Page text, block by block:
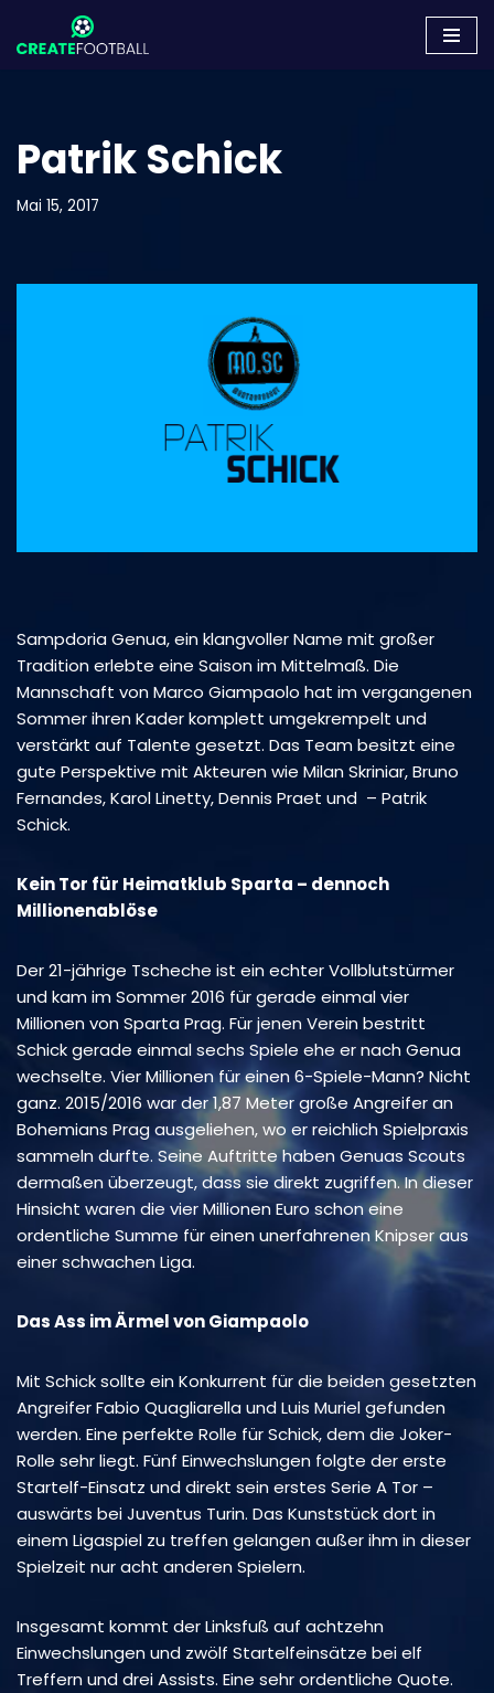
Zum
Patrik Schick
Mai 15, 2017
Sampdoria Genua, ein klangvoller Name mit großer
Tradition erlebte eine Saison im Mittelmaß. Die
Mannschaft von Marco Giampaolo hat im vergangenen
Sommer ihren Kader komplett umgekrempelt und
verstärkt auf Talente gesetzt. Das Team besitzt eine
gute Perspektive mit Akteuren wie Milan Skriniar, Bruno
Fernandes, Karol Linetty, Dennis Praet und – Patrik
Schick.
Kein Tor für Heimatklub Sparta – dennoch
Millionenablöse
Der 21-jährige Tscheche ist ein echter Vollblutstürmer
und kam im Sommer 2016 für gerade einmal vier
Millionen von Sparta Prag. Für jenen Verein bestritt
Schick gerade einmal sechs Spiele ehe er nach Genua
wechselte. Vier Millionen für einen 6-Spiele-Mann? Nicht
ganz. 2015/2016 war der 1,87 Meter große Angreifer an
Bohemians Prag ausgeliehen, wo er reichlich Spielpraxis
sammeln durfte. Seine Auftritte haben Genuas Scouts
dermaßen überzeugt, dass sie direkt zugriffen. In dieser
Hinsicht waren die vier Millionen Euro schon eine
ordentliche Summe für einen unerfahrenen Knipser aus
einer schwachen Liga.
Das Ass im Ärmel von Giampaolo
Mit Schick sollte ein Konkurrent für die beiden gesetzten
Angreifer Fabio Quagliarella und Luis Muriel gefunden
werden. Eine perfekte Rolle für Schick, dem die Joker-
Rolle sehr liegt. Fünf Einwechslungen folgte der erste
Startelf-Einsatz und direkt sein erstes Serie A Tor –
auswärts bei Juventus Turin. Das Kunststück dort in
einem Ligaspiel zu treffen gelangen außer ihm in dieser
Spielzeit nur acht anderen Spielern.
Insgesamt kommt der Linksfuß auf achtzehn
Einwechslungen und zwölf Startelfeinsätze bei elf
Treffern und drei Assists. Eine sehr ordentliche Quote.